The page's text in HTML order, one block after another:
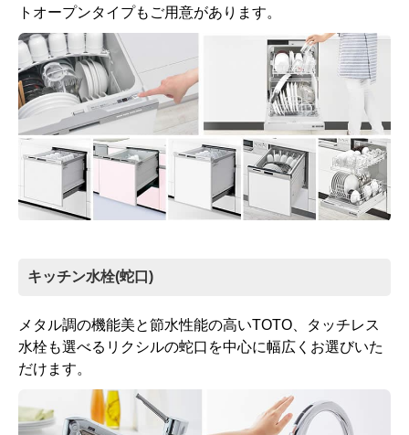
トオープンタイプもご用意があります。
キッチン水栓(蛇口)
メタル調の機能美と節水性能の高いTOTO、タッチレス
水栓も選べるリクシルの蛇口を中心に幅広くお選びいた
だけます。